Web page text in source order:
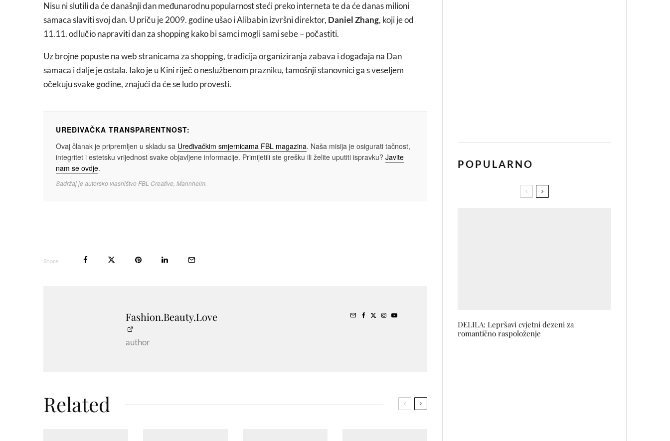
Nisu ni slutili da će današnji dan međunarodnu popularnost steći preko interneta te da će danas milioni
samaca slaviti svoj dan. U priču je 2009. godine ušao i Alibabin izvršni direktor, Daniel Zhang, koji je od
11.11. odlučio napraviti dan za shopping kako bi samci mogli sami sebe – počastiti.
Uz brojne popuste na web stranicama za shopping, tradicija organiziranja zabava i događaja na Dan
samaca i dalje je ostala. Iako je u Kini riječ o neslužbenom prazniku, tamošnji stanovnici ga s veseljem
očekuju svake godine, znajući da će se ludo provesti.
UREĐIVAČKA TRANSPARENTNOST:
Ovaj članak je pripremljen u skladu sa Uređivačkim smjernicama FBL magazina. Naša misija je osigurati tačnost,
integritet i estetsku vrijednost svake objavljene informacije. Primijetili ste grešku ili želite uputiti ispravku? Javite
nam se ovdje.
Sadržaj je autorsko vlasništvo FBL Creative, Mannheim.
Share
Fashion.Beauty.Love
author
Related
POPULARNO
DELILA: Lepršavi cvjetni dezeni za
romantično raspoloženje